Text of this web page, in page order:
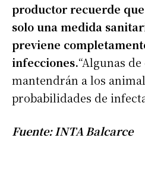
productor recuerde
solo una medida
previene
infecciones.“Algunas
mantendrán a los
probabilidades de
Fuente: INTA Balcarce